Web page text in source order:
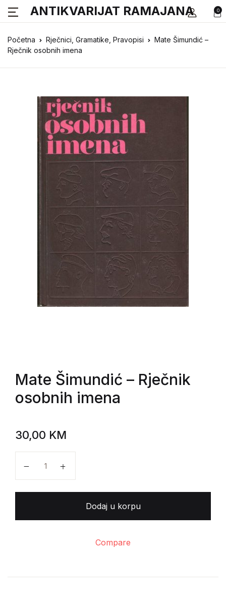
0
ANTIKVARIJAT RAMAJANA
Početna Rječnici, Gramatike, Pravopisi
Mate Šimundić –
Rječnik osobnih imena
Mate Šimundić – Rječnik
osobnih imena
30,00 KM
Dodaj u korpu
Compare